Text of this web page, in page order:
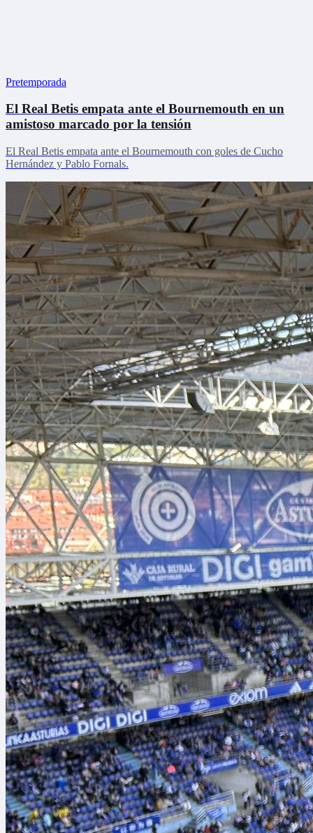
Pretemporada
El Real Betis empata ante el Bournemouth en un
amistoso marcado por la tensión
El Real Betis empata ante el Bournemouth con goles de Cucho
Hernández y Pablo Fornals.